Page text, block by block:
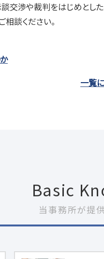
談交渉や裁判をはじめとし
談ください。
一覧
Basic
当事務所が提